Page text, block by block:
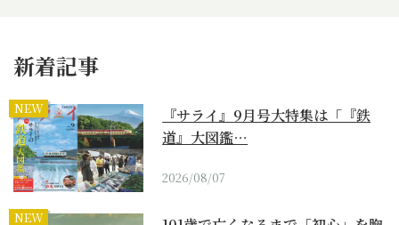
新着記事
NEW
『サライ』9月号大特集は「『鉄
道』大図鑑…
2026/08/07
NEW